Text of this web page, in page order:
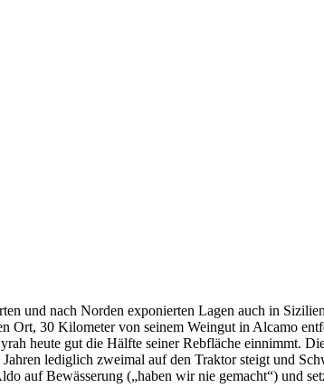
und nach Norden exponierten Lagen auch in
Ort, 30 Kilometer von seinem Weingut in Alcamo
heute gut die Hälfte seiner Rebfläche einnimmt.
lediglich zweimal auf den Traktor steigt und
auf Bewässerung („haben wir nie gemacht“) und